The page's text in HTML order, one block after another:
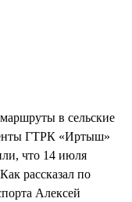
в сельские
ГТРК «Иртыш»
что 14 июля
рассказал по
Алексей